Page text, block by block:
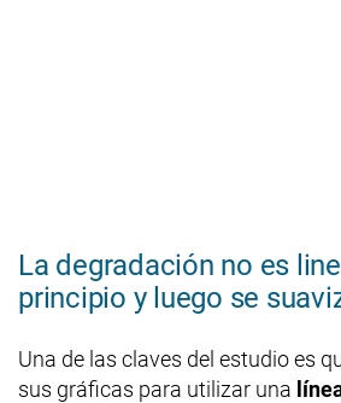
La degradación no es
principio y luego se
Una de las claves del estudio es
sus gráficas para utilizar una